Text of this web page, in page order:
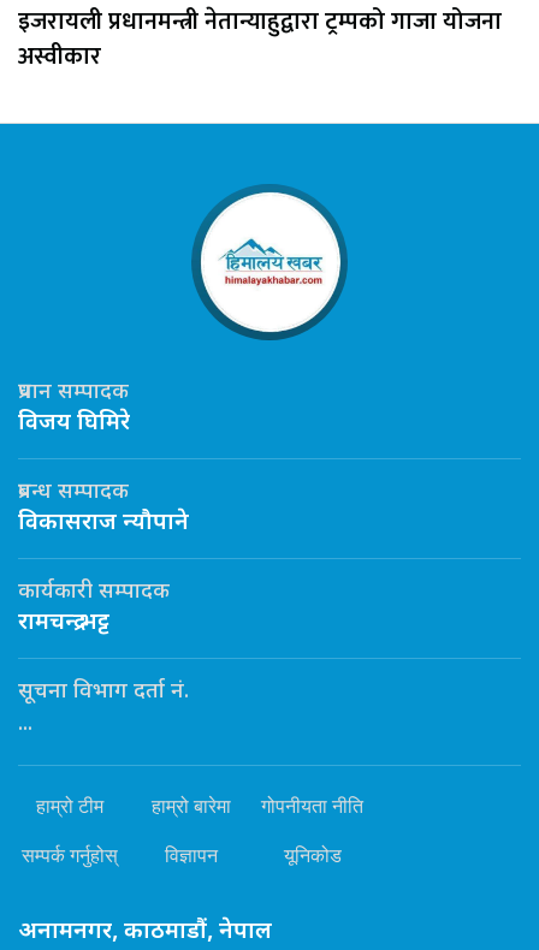
इजरायली प्रधानमन्त्री नेतान्याहुद्वारा ट्रम्पको गाजा योजना
अस्वीकार
प्रधान सम्पादक
विजय घिमिरे
प्रबन्ध सम्पादक
विकासराज न्यौपाने
कार्यकारी सम्पादक
रामचन्द्र भट्ट
सूचना विभाग दर्ता नं.
...
हाम्रो टीम हाम्रो बारेमा गोपनीयता नीति
सम्पर्क गर्नुहोस् विज्ञापन यूनिकोड
अनामनगर, काठमाडौं, नेपाल